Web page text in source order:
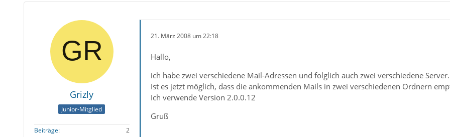
Grizly
Junior-Mitglied
Beiträge
2
21. März 2008 um 22:18
Hallo,
ich habe zwei verschiedene Mail-Adressen und folglich auch zwei verschiedene Server.
Ist es jetzt möglich, dass die ankommenden Mails in zwei verschiedenen Ordnern
Ich verwende Version 2.0.0.12
Gruß